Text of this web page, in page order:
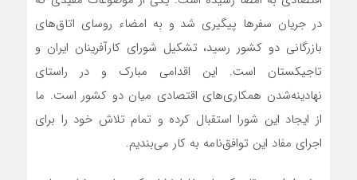
در جریان سفرها پیگیری شد و به امضاء روسای اتاق‌های
بازرگانی دو کشور رسید، تشکیل شورای کارآفرینان ایران و
تاجیکستان است. این اقدامی مبارک و در راستای
نهادینه‌شدن همکاری‌های اقتصادی میان دو کشور است. ما
از ایجاد این شورا استقبال کرده و تمام تلاش‌ خود را برای
اجرای مفاد این توافق‌نامه به کار می‌بندیم.